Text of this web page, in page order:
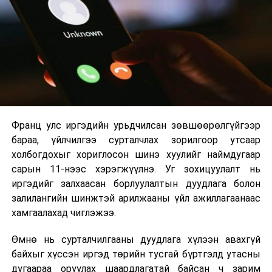
газрын өрийн
удирдлагын
2023-2025
стратегийн
баримт
хэрэгжилтийн
тайлан
·
Монгол
Улсын
нэгдсэн
төсвийн 2026
мэдэгдэл,
2027-2028
оны төсвийн
2026 оны 9 дүгээр сарын 1-нээс цахимаар
эхэлнэ.
2026 оны 9 дүгээр сарын 14-нөөс танхимаар
үргэлжилнэ.
2026 оны 9 дүгээр сарын 13-наас оюутнуудыг
дотуур байранд оруулж эхэлнэ.
Сургууль, цэцэрлэгийн үйл ажиллагааны
зохицуулалт
2026 оны 8 дугаар сарын 17–28-ны өдрүүдэд
байранд элсэлт, бүртгэл болон бусад аливаа
арга хэмжээ зохион байгуулахгүй болно.
Франц улс иргэдийн урьдчилсан зөвшөөрөлгүйгээр
бараа, үйлчилгээ сурталчлах зорилгоор утсаар
холбогдохыг хориглосон шинэ хуулийг наймдугаар
сарын 11-нээс хэрэгжүүлнэ. Уг зохицуулалт нь
иргэдийг залхаасан борлуулалтын дуудлага болон
залилангийн шинжтэй арилжааны үйл ажиллагаанаас
хамгаалахад чиглэжээ.
Өмнө нь сурталчилгааны дуудлага хүлээн авахгүй
байхыг хүссэн иргэд төрийн тусгай бүртгэлд утасны
дугаараа оруулах шаардлагатай байсан ч зарим